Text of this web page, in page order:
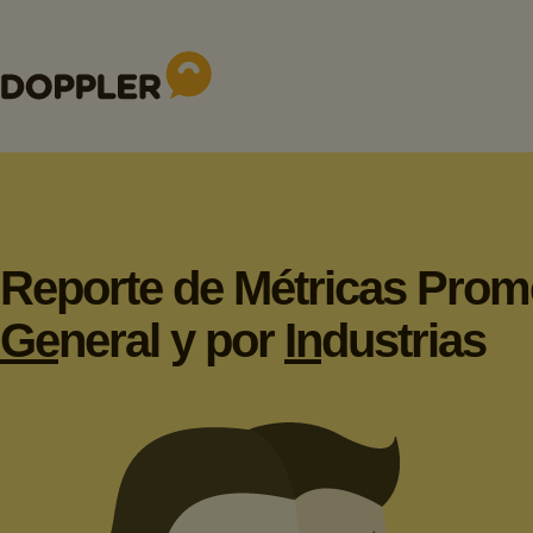
Reporte de Métricas
General y por Industrias